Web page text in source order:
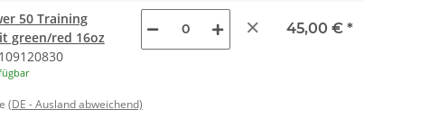
50 Training
green/red 16oz
(DE - Ausland abweichend)
× 45,00 € *